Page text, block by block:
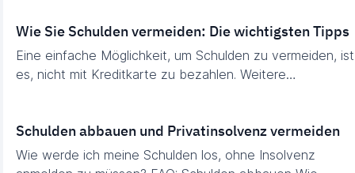
Wie Sie Schulden vermeiden: Die wichtigsten Tipps
Eine einfache Möglichkeit, um Schulden zu vermeiden, ist
es, nicht mit Kreditkarte zu bezahlen. Weitere…
Schulden abbauen und Privatinsolvenz vermeiden
Wie werde ich meine Schulden los, ohne Insolvenz